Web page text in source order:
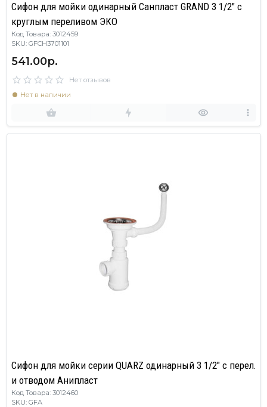
Сифон для мойки одинарный Санпласт GRAND 3 1/2" с
круглым переливом ЭКО
Код Товара: 3012459
SKU: GFCH3701101
541.00р.
Нет отзывов
Нет в наличии
Сифон для мойки серии QUARZ одинарный 3 1/2" с перел.
и отводом Анипласт
Код Товара: 3012460
SKU: GFA